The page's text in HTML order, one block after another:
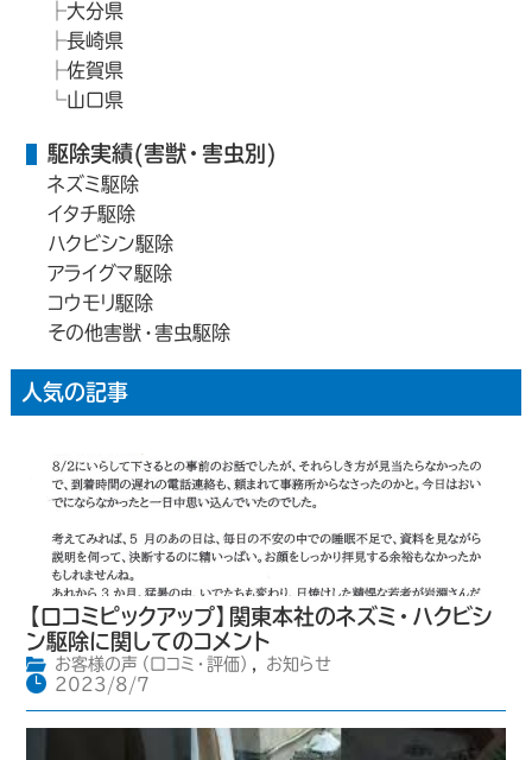
大分県
長崎県
佐賀県
山口県
駆除実績(害獣・害虫別)
ネズミ駆除
イタチ駆除
ハクビシン駆除
アライグマ駆除
コウモリ駆除
その他害獣・害虫駆除
人気の記事
【口コミピックアップ】関東本社のネズミ・ハクビシ
ン駆除に関してのコメント
お客様の声（口コミ・評価） ,
お知らせ
2023/8/7